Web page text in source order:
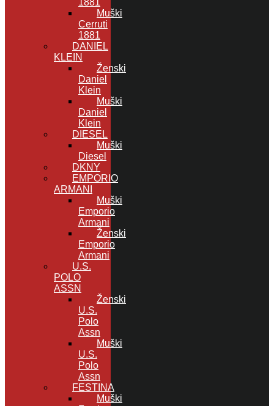
Muški
Cerruti
1881
DANIEL
KLEIN
Ženski
Daniel
Klein
Muški
Daniel
Klein
DIESEL
Muški
Diesel
DKNY
EMPORIO
ARMANI
Muški
Emporio
Armani
Ženski
Emporio
Armani
U.S.
POLO
ASSN
Ženski
U.S.
Polo
Assn
Muški
U.S.
Polo
Assn
FESTINA
Muški